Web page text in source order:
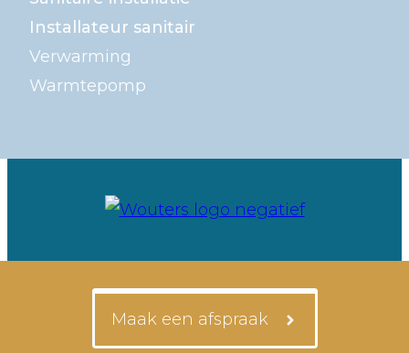
Installateur sanitair
Verwarming
Warmtepomp
Maak een afspraak